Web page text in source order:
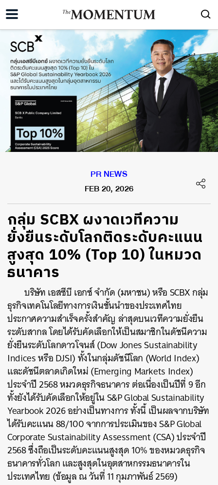
PR NEWS
FEB 20, 2026
กลุ่ม SCBX ผงาดเวทีความ
ยั่งยืนระดับโลกติดระดับคะแนน
สูงสุด 10% (Top 10) ในหมวด
ธนาคาร
บริษัท เอสซีบี เอกซ์ จำกัด (มหาชน) หรือ SCBX กลุ่ม
ธุรกิจเทคโนโลยีทางการเงินชั้นนำของประเทศไทย
ประกาศความสำเร็จครั้งสำคัญ ล่าสุดบนเวทีความยั่งยืน
ระดับสากล โดยได้รับคัดเลือกให้เป็นสมาชิกในดัชนีความ
ยั่งยืนระดับโลกดาวโจนส์ (Dow Jones Sustainability
Indices หรือ DJSI) ทั้งในกลุ่มดัชนีโลก (World Index)
และดัชนีตลาดเกิดใหม่ (Emerging Markets Index)
ประจำปี 2568 หมวดธุรกิจธนาคาร ต่อเนื่องเป็นปีที่ 9 อีก
ทั้งยังได้รับคัดเลือกให้อยู่ใน S&P Global Sustainability
Yearbook 2026 อย่างเป็นทางการ ทั้งนี้ เป็นผลจากบริษัท
ได้รับคะแนน 88/100 จากการประเมินของ S&P Global
Corporate Sustainability Assessment (CSA) ประจำปี
2568 ซึ่งถือเป็นระดับคะแนนสูงสุด 10% ของหมวดธุรกิจ
ธนาคารทั่วโลก และสูงสุดในอุตสาหกรรมธนาคารใน
ประเทศไทย (ข้อมูล ณ วันที่ 11 กุมภาพันธ์ 2569)